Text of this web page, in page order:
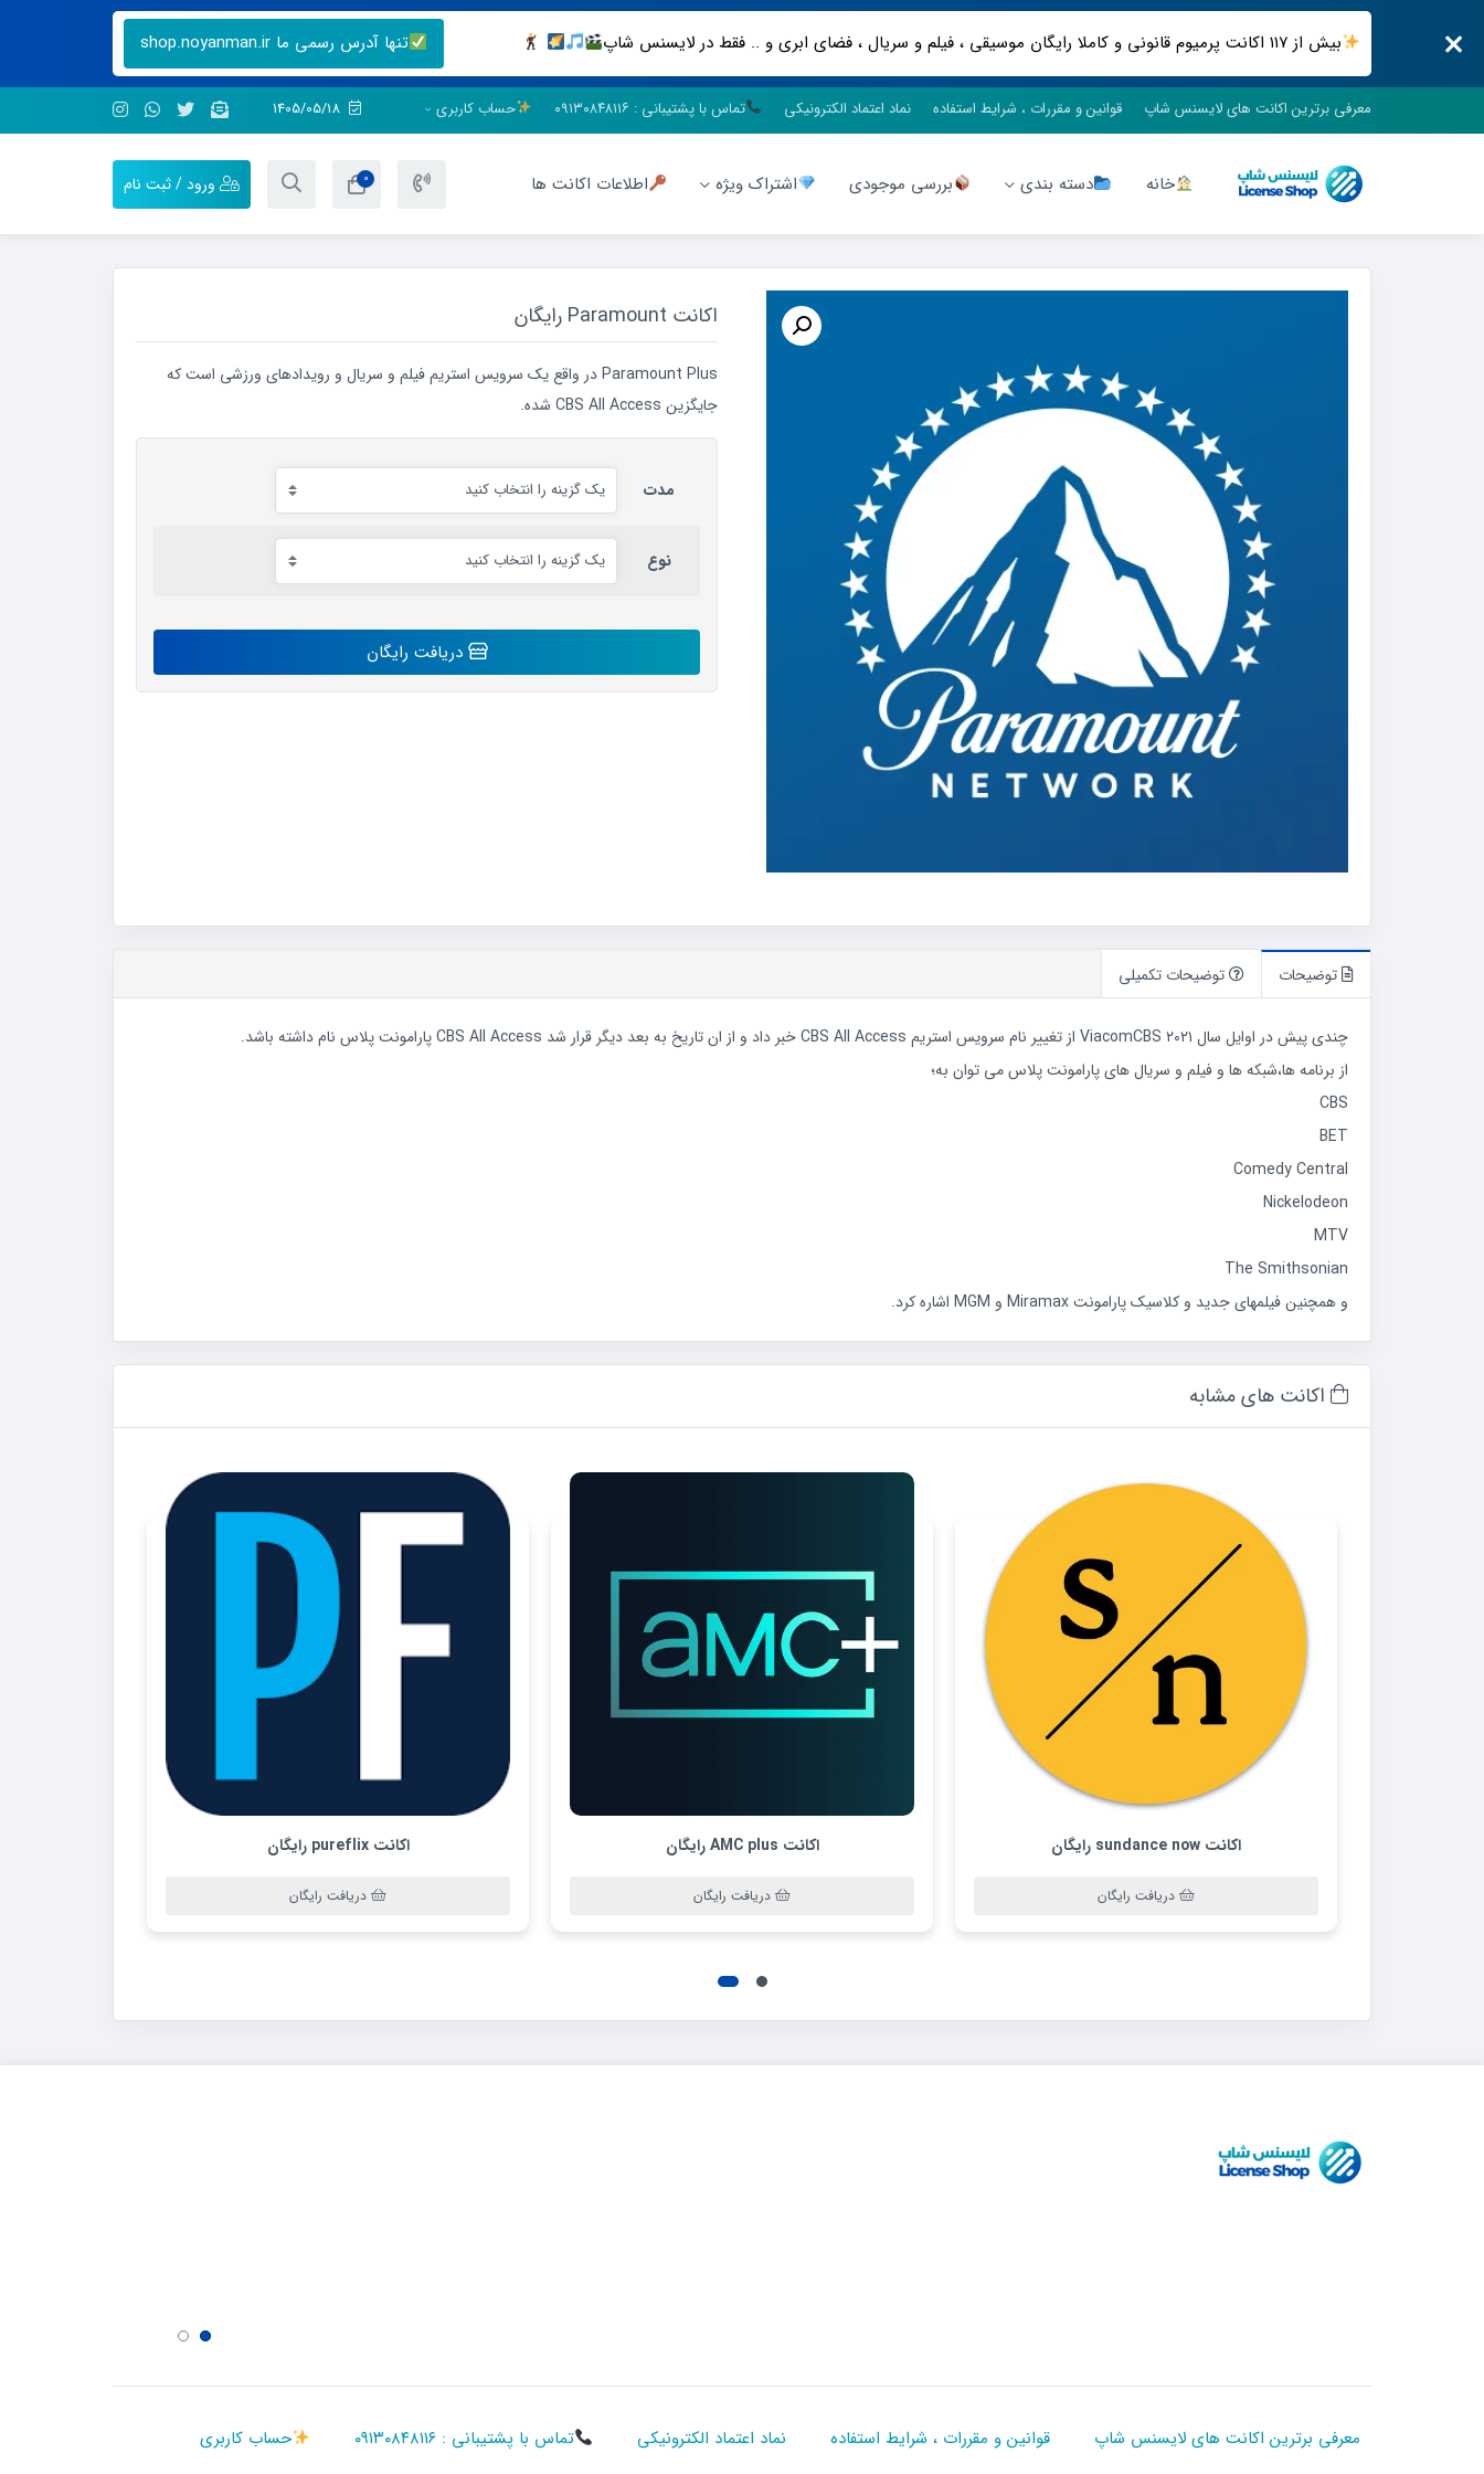
بیش از ۱۱۷ اکانت پرمیوم قانونی و کاملا رایگان موسیقی ، فیلم و سریال ، فضای ابری و .. فقط در لایسنس شاپ تنها آدرس رسمی ما shop.noyanman.ir
معرفی برترین اکانت های لایسنس شاپ قوانین و مقررات ، شرایط استفاده نماد اعتماد الکترونیکی تماس با پشتیبانی : ۰۹۱۳۰۸۴۸۱۱۶ حساب کاربری
خانه دسته بندی بررسی موجودی اشتراک ویژه اطلاعات اکانت ها ورود / ثبت نام 0
اکانت Paramount رایگان
Paramount Plus در واقع یک سرویس استریم فیلم و سریال و رویدادهای ورزشی است که
جایگزین CBS All Access شده.
مدت
نوع
اکانت
رایگان
دریافت رایگان
توضیحات توضیحات تکمیلی
چندی پیش در اوایل سال ViacomCBS ۲۰۲۱ از تغییر نام سرویس استریم CBS All Access خبر داد و از ان تاریخ به بعد دیگر قرار شد CBS All Access پارامونت پلاس نام داشته باشد.
از برنامه ها،شبکه ها و فیلم و سریال های پارامونت پلاس می توان به؛
CBS
BET
Comedy Central
Nickelodeon
MTV
The Smithsonian
و همچنین فیلمهای جدید و کلاسیک پارامونت Miramax و MGM اشاره کرد.
اکانت های مشابه
اکانت sundance now رایگان
دریافت رایگان
اکانت AMC plus رایگان
دریافت رایگان
اکانت pureflix رایگان
دریافت رایگان
معرفی برترین اکانت های لایسنس شاپ قوانین و مقررات ، شرایط استفاده نماد اعتماد الکترونیکی تماس با پشتیبانی : ۰۹۱۳۰۸۴۸۱۱۶ حساب کاربری